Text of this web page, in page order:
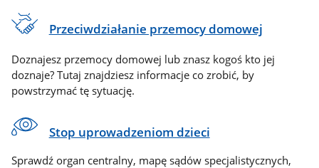
Przeciwdziałanie przemocy domowej
Doznajesz przemocy domowej lub znasz kogoś kto jej
doznaje? Tutaj znajdziesz informacje co zrobić, by
powstrzymać tę sytuację.
Stop uprowadzeniom dzieci
Sprawdź organ centralny, mapę sądów specjalistycznych,